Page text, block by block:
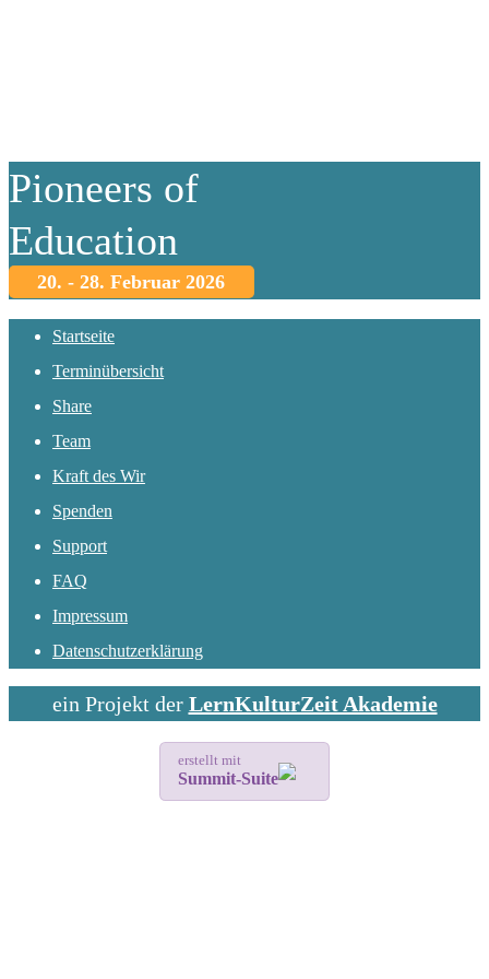
Pioneers of
Education
20. - 28. Februar 2026
Startseite
Terminübersicht
Share
Team
Kraft des Wir
Spenden
Support
FAQ
Impressum
Datenschutzerklärung
ein Projekt der LernKulturZeit Akademie
erstellt mit
Summit-Suite